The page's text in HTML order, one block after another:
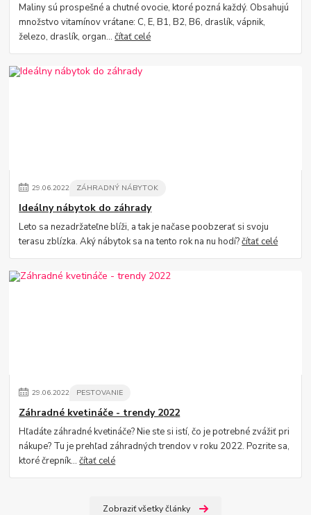
Maliny sú prospešné a chutné ovocie, ktoré pozná každý. Obsahujú
množstvo vitamínov vrátane: C, E, B1, B2, B6, draslík, vápnik,
železo, draslík, organ...čítať celé
29.06.2022 ZÁHRADNÝ NÁBYTOK
Ideálny nábytok do záhrady
Leto sa nezadržateľne blíži, a tak je načase poobzerať si svoju
terasu zblízka. Aký nábytok sa na tento rok na nu hodí?čítať celé
29.06.2022 PESTOVANIE
Záhradné kvetináče - trendy 2022
Hľadáte záhradné kvetináče? Nie ste si istí, čo je potrebné zvážiť pri
nákupe? Tu je prehľad záhradných trendov v roku 2022. Pozrite sa,
ktoré črepník...čítať celé
Zobraziť všetky články